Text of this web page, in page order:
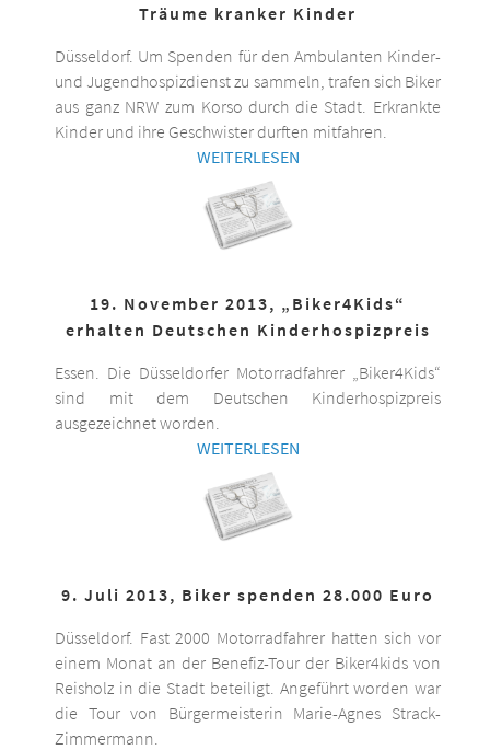
Träume kranker Kinder
Düsseldorf. Um Spenden für den Ambulanten Kinder-
und Jugendhospizdienst zu sammeln, trafen sich Biker
aus ganz NRW zum Korso durch die Stadt. Erkrankte
Kinder und ihre Geschwister durften mitfahren.
WEITERLESEN
19. November 2013, „Biker4Kids“
erhalten Deutschen Kinderhospizpreis
Essen. Die Düsseldorfer Motorradfahrer „Biker4Kids“
sind mit dem Deutschen Kinderhospizpreis
ausgezeichnet worden.
WEITERLESEN
9. Juli 2013, Biker spenden 28.000 Euro
Düsseldorf. Fast 2000 Motorradfahrer hatten sich vor
einem Monat an der Benefiz-Tour der Biker4kids von
Reisholz in die Stadt beteiligt. Angeführt worden war
die Tour von Bürgermeisterin Marie-Agnes Strack-
Zimmermann.